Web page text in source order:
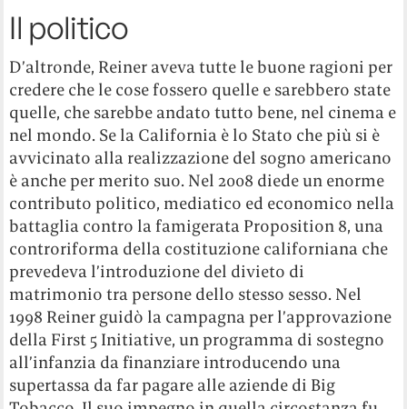
Il politico
D’altronde, Reiner aveva tutte le buone ragioni per
credere che le cose fossero quelle e sarebbero state
quelle, che sarebbe andato tutto bene, nel cinema e
nel mondo. Se la California è lo Stato che più si è
avvicinato alla realizzazione del sogno americano
è anche per merito suo. Nel 2008 diede un enorme
contributo politico, mediatico ed economico nella
battaglia contro la famigerata Proposition 8, una
controriforma della costituzione californiana che
prevedeva l’introduzione del divieto di
matrimonio tra persone dello stesso sesso. Nel
1998 Reiner guidò la campagna per l’approvazione
della First 5 Initiative, un programma di sostegno
all’infanzia da finanziare introducendo una
supertassa da far pagare alle aziende di Big